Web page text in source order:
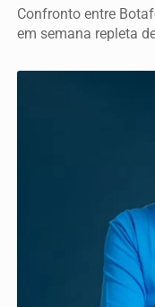
Confronto entre
em semana repleta